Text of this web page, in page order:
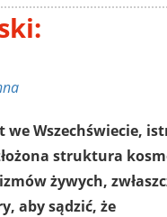
we Wszechświecie,
struktura
żywych,
aby sądzić, że